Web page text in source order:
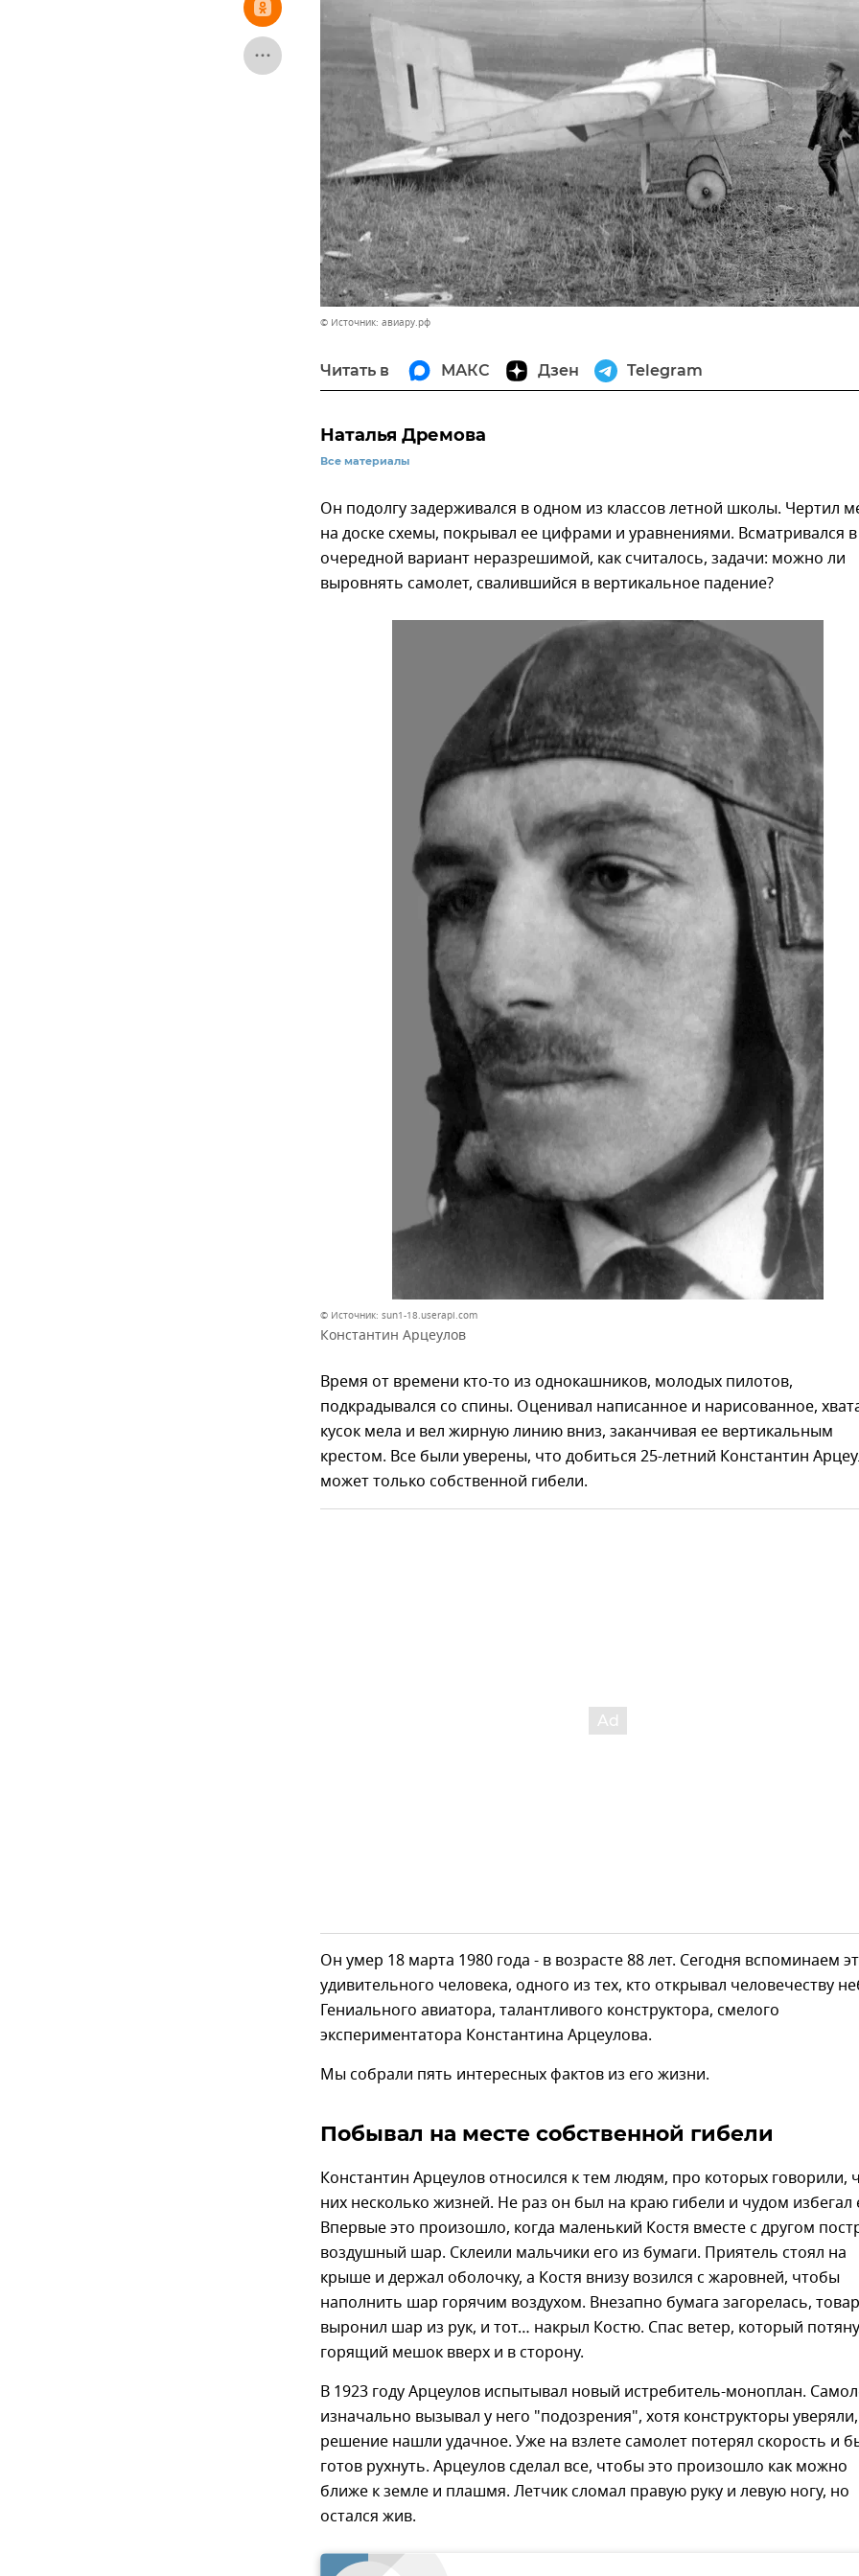
© Источник: авиару.рф
Читать в МАКС Дзен Telegram
Наталья Дремова
Все материалы
Он подолгу задерживался в одном из классов летной школы. Чертил
на доске схемы, покрывал ее цифрами и уравнениями. Всматривался в
очередной вариант неразрешимой, как считалось, задачи: можно ли
выровнять самолет, свалившийся в вертикальное падение?
© Источник: sun1-18.userapi.com
Константин Арцеулов
Время от времени кто-то из однокашников, молодых пилотов,
подкрадывался со спины. Оценивал написанное и нарисованное,
кусок мела и вел жирную линию вниз, заканчивая ее вертикальным
крестом. Все были уверены, что добиться 25-летний Константин
может только собственной гибели.
Он умер 18 марта 1980 года - в возрасте 88 лет. Сегодня вспоминаем
удивительного человека, одного из тех, кто открывал человечеству
Гениального авиатора, талантливого конструктора, смелого
экспериментатора Константина Арцеулова.
Мы собрали пять интересных фактов из его жизни.
Побывал на месте собственной гибели
Константин Арцеулов относился к тем людям, про которых говорили,
них несколько жизней. Не раз он был на краю гибели и чудом избегал
Впервые это произошло, когда маленький Костя вместе с другом
воздушный шар. Склеили мальчики его из бумаги. Приятель стоял на
крыше и держал оболочку, а Костя внизу возился с жаровней, чтобы
наполнить шар горячим воздухом. Внезапно бумага загорелась,
выронил шар из рук, и тот… накрыл Костю. Спас ветер, который
горящий мешок вверх и в сторону.
В 1923 году Арцеулов испытывал новый истребитель-моноплан.
изначально вызывал у него "подозрения", хотя конструкторы
решение нашли удачное. Уже на взлете самолет потерял скорость и
готов рухнуть. Арцеулов сделал все, чтобы это произошло как можно
ближе к земле и плашмя. Летчик сломал правую руку и левую ногу, но
остался жив.